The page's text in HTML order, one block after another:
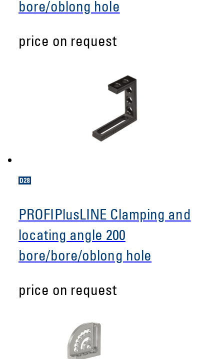
bore/oblong hole
price on request
PROFIPlusLINE Clamping and
locating angle 200
bore/bore/oblong hole
price on request